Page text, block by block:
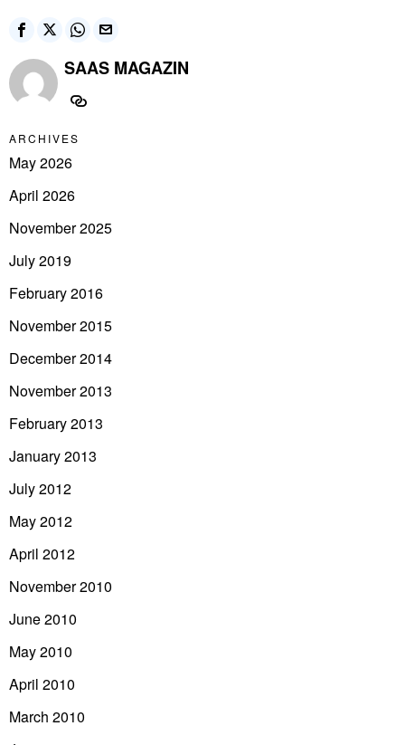
SAAS MAGAZIN
ARCHIVES
May 2026
April 2026
November 2025
July 2019
February 2016
November 2015
December 2014
November 2013
February 2013
January 2013
July 2012
May 2012
April 2012
November 2010
June 2010
May 2010
April 2010
March 2010